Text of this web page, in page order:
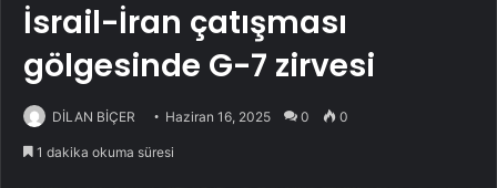
İsrail-İran çatışması
gölgesinde G-7 zirvesi
DİLAN BİÇER Haziran 16, 2025 0 0
1 dakika okuma süresi